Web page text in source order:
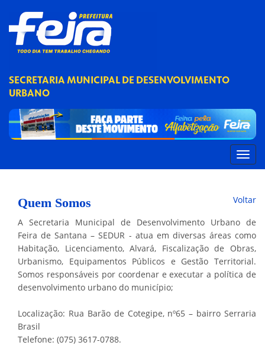
SECRETARIA MUNICIPAL DE DESENVOLVIMENTO
URBANO
Quem Somos
Voltar
A Secretaria Municipal de Desenvolvimento Urbano de
Feira de Santana – SEDUR - atua em diversas áreas como
Habitação, Licenciamento, Alvará, Fiscalização de Obras,
Urbanismo, Equipamentos Públicos e Gestão Territorial.
Somos responsáveis por coordenar e executar a política de
desenvolvimento urbano do município;
Localização: Rua Barão de Cotegipe, nº65 – bairro Serraria
Brasil
Telefone: (075) 3617-0788.